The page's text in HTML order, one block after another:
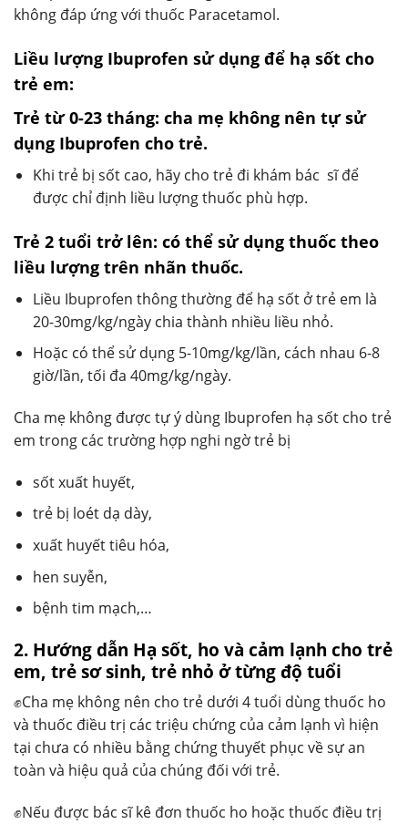
không đáp ứng với thuốc Paracetamol.
Liều lượng Ibuprofen sử dụng để hạ sốt cho
trẻ em:
Trẻ từ 0-23 tháng: cha mẹ không nên tự sử
dụng Ibuprofen cho trẻ.
Khi trẻ bị sốt cao, hãy cho trẻ đi khám bác sĩ để
được chỉ định liều lượng thuốc phù hợp.
Trẻ 2 tuổi trở lên: có thể sử dụng thuốc theo
liều lượng trên nhãn thuốc.
Liều Ibuprofen thông thường để hạ sốt ở trẻ em là
20-30mg/kg/ngày chia thành nhiều liều nhỏ.
Hoặc có thể sử dụng 5-10mg/kg/lần, cách nhau 6-8
giờ/lần, tối đa 40mg/kg/ngày.
Cha mẹ không được tự ý dùng Ibuprofen hạ sốt cho trẻ
em trong các trường hợp nghi ngờ trẻ bị
sốt xuất huyết,
trẻ bị loét dạ dày,
xuất huyết tiêu hóa,
hen suyễn,
bệnh tim mạch,…
2. Hướng dẫn Hạ sốt, ho và cảm lạnh cho trẻ
em, trẻ sơ sinh, trẻ nhỏ ở từng độ tuổi
✊Cha mẹ không nên cho trẻ dưới 4 tuổi dùng thuốc ho
và thuốc điều trị các triệu chứng của cảm lạnh vì hiện
tại chưa có nhiều bằng chứng thuyết phục về sự an
toàn và hiệu quả của chúng đối với trẻ.
✊Nếu được bác sĩ kê đơn thuốc ho hoặc thuốc điều trị